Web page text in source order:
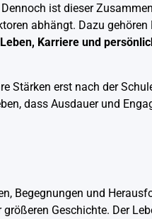
ist dieser
abhängt. Dazu
Karriere und
Stärken erst nach der
dass Ausdauer und
Begegnungen und
größeren Geschichte. Der